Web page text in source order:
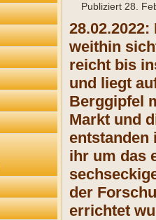
Publiziert 28.
weithin
reicht bis
und liegt
Berggipfel
Markt und
entstanden
ihr um das
der
errichtet